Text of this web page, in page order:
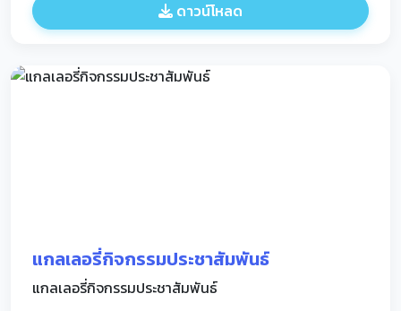
ดาวน์โหลด
แกลเลอรี่กิจกรรมประชาสัมพันธ์
แกลเลอรี่กิจกรรมประชาสัมพันธ์